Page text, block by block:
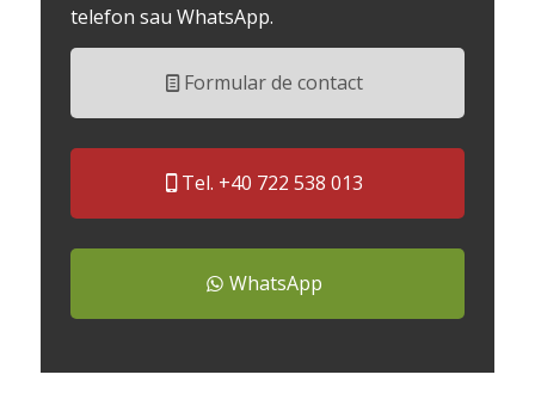
telefon sau WhatsApp.
Formular de contact
Tel. +40 722 538 013
WhatsApp